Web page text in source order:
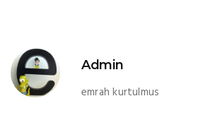
Admin
emrah kurtulmus